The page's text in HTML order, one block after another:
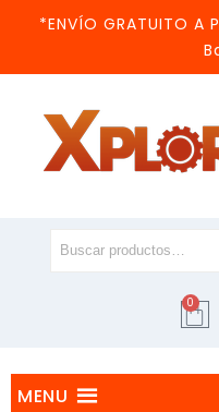
*ENVÍO GRATUITO A
0
MENU